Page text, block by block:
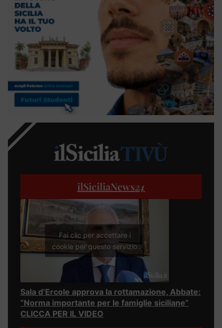
ilSiciliaNews24
Fai clic per accettare i
cookie per questo servizio
Sala d’Ercole approva la rottamazione, Abbate:
“Norma importante per le famiglie siciliane”
CLICCA PER IL VIDEO